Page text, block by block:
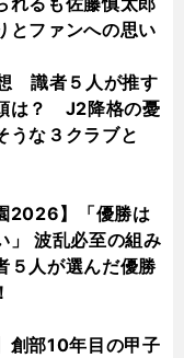
とファンへの思い
識者５人が推す
は？ J2降格の憂
うな３クラブと
2026】「優勝は
」 波乱必至の組み
５人が選んだ優勝
創部10年目の甲子